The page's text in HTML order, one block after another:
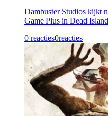
Dambuster Studios kijkt
Game Plus in Dead
0 reacties0reacties